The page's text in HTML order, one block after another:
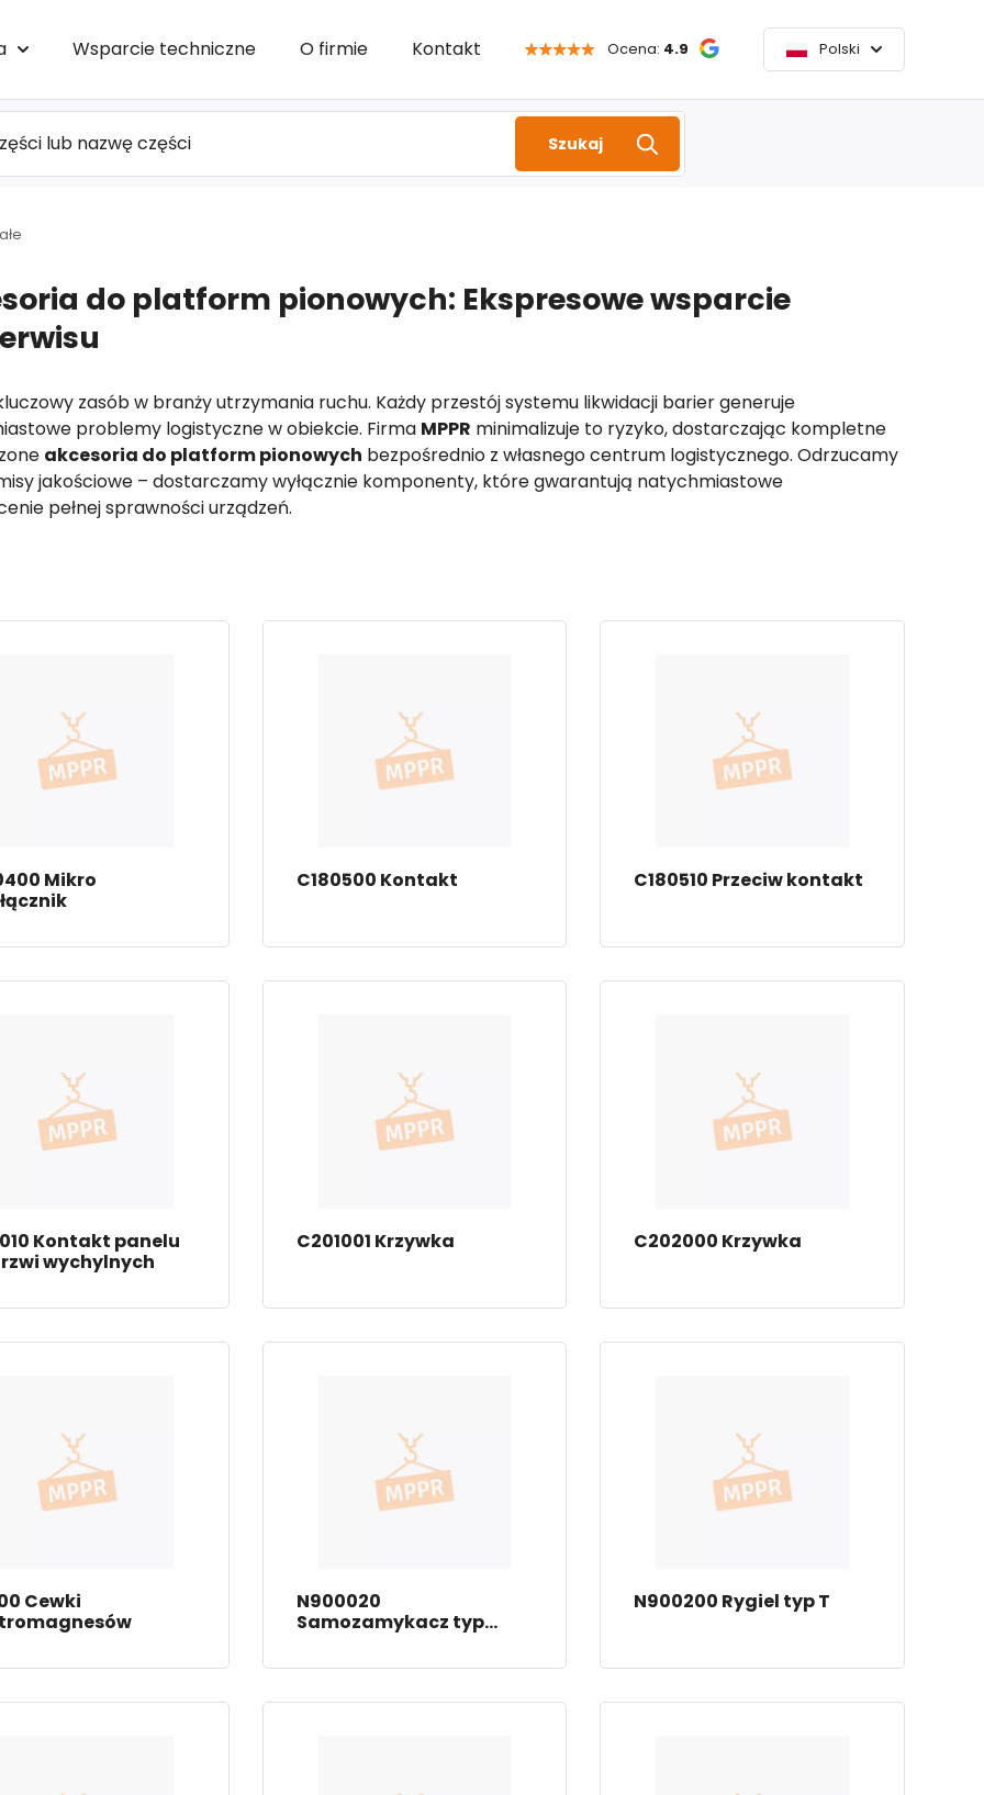
Wsparcie techniczne O firmie Kontakt Ocena: 4.9 Polski
Szukaj
do platform pionowych: Ekspresowe wsparcie
zasób w branży utrzymania ruchu. Każdy przestój systemu likwidacji barier generuje
problemy logistyczne w obiekcie. Firma MPPR minimalizuje to ryzyko, dostarczając kompletne
akcesoria do platform pionowych bezpośrednio z własnego centrum logistycznego. Odrzucamy
jakościowe – dostarczamy wyłącznie komponenty, które gwarantują natychmiastowe
pełnej sprawności urządzeń.
Mikro
C180500 Kontakt C180510 Przeciw kontakt
Kontakt panelu
wychylnych
C201001 Krzywka C202000 Krzywka
Cewki
N900020
Samozamykacz typ
N900200 Rygiel typ T